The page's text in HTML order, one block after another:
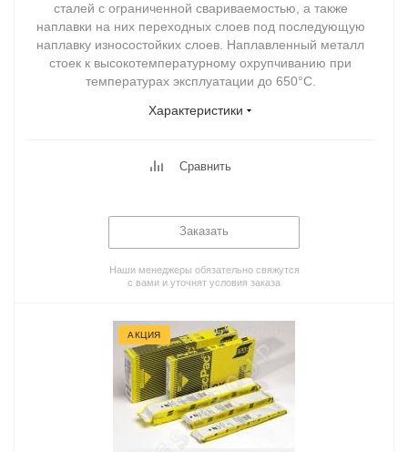
сталей с ограниченной свариваемостью, а также
наплавки на них переходных слоев под последующую
наплавку износостойких слоев. Наплавленный металл
стоек к высокотемпературному охрупчиванию при
температурах эксплуатации до 650°С.
Характеристики
Сравнить
Заказать
Наши менеджеры обязательно свяжутся
с вами и уточнят условия заказа
АКЦИЯ